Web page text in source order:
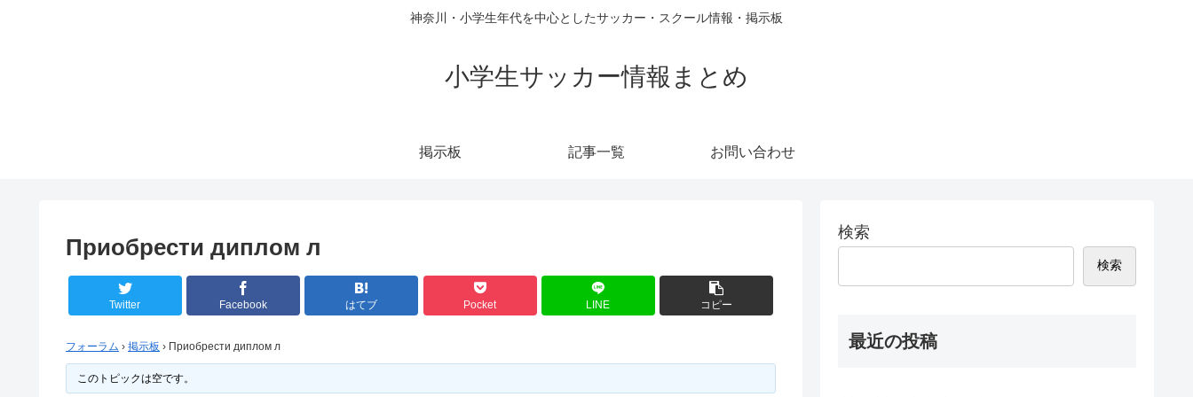
神奈川・小学生年代を中心としたサッカー・スクール情報・掲示板
小学生サッカー情報まとめ
掲示板 記事一覧 お問い合わせ
Приобрести диплом л
Twitter Facebook はてブ Pocket LINE コピー
フォーラム › 掲示板 › Приобрести диплом л
このトピックは空です。
検索
検索
最近の投稿